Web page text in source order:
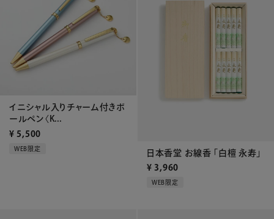
イニシャル入りチャーム付きボ
ールペン〈K...
¥ 5,500
WEB限定
日本香堂 お線香 「白檀 永寿」
¥ 3,960
WEB限定